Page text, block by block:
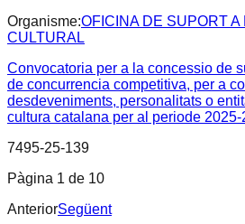
Organisme:OFICINA DE SUPORT A
CULTURAL
Convocatoria per a la concessio de
de concurrencia competitiva, per a
desdeveniments, personalitats o
cultura catalana per al periode 2025-
7495-25-139
Pàgina 1 de 10
AnteriorSegüent